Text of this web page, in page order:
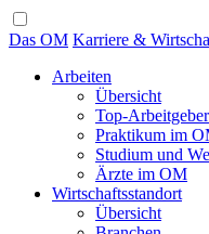
Das OM Karriere &
Arbeiten
Übersicht
Top-Arbeitgeber
Praktikum im
Studium und
Ärzte im OM
Wirtschaftsstandort
Übersicht